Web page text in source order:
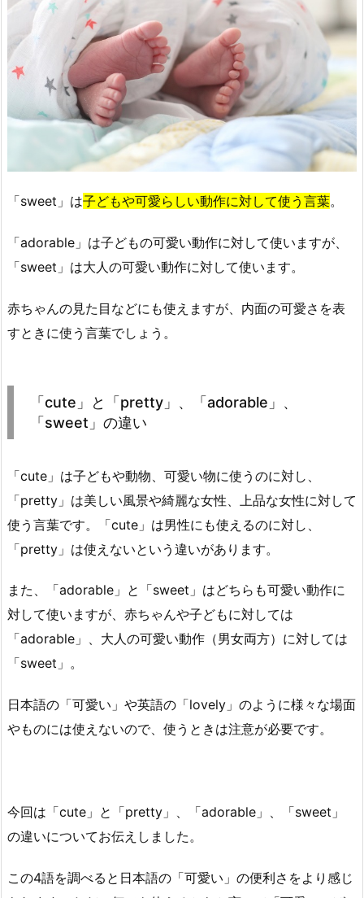
「sweet」は子どもや可愛らしい動作に対して使う言葉。
「adorable」は子どもの可愛い動作に対して使いますが、
「sweet」は大人の可愛い動作に対して使います。
赤ちゃんの見た目などにも使えますが、内面の可愛さを表
すときに使う言葉でしょう。
「cute」と「pretty」、「adorable」、
「sweet」の違い
「cute」は子どもや動物、可愛い物に使うのに対し、
「pretty」は美しい風景や綺麗な女性、上品な女性に対して
使う言葉です。「cute」は男性にも使えるのに対し、
「pretty」は使えないという違いがあります。
また、「adorable」と「sweet」はどちらも可愛い動作に
対して使いますが、赤ちゃんや子どもに対しては
「adorable」、大人の可愛い動作（男女両方）に対しては
「sweet」。
日本語の「可愛い」や英語の「lovely」のように様々な場面
やものには使えないので、使うときは注意が必要です。
今回は「cute」と「pretty」、「adorable」、「sweet」
の違いについてお伝えしました。
この4語を調べると日本語の「可愛い」の便利さをより感じ